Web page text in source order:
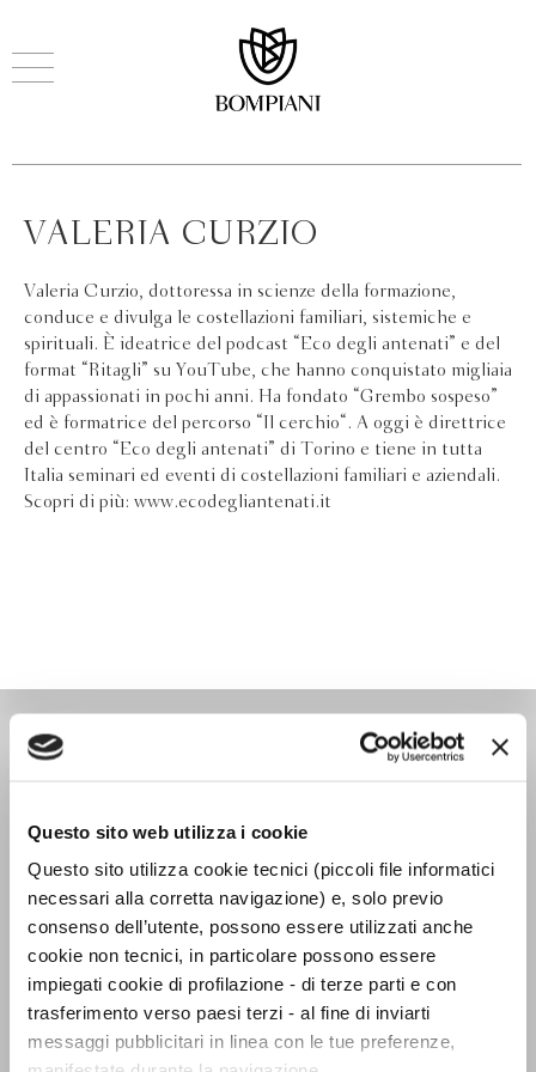
Questo sito web utilizza i cookie
Questo sito utilizza cookie tecnici (piccoli file informatici
necessari alla corretta navigazione) e, solo previo
consenso dell’utente, possono essere utilizzati anche
cookie non tecnici, in particolare possono essere
impiegati cookie di profilazione - di terze parti e con
trasferimento verso paesi terzi - al fine di inviarti
messaggi pubblicitari in linea con le tue preferenze,
VALERIA CURZIO
Valeria Curzio, dottoressa in scienze della formazione,
conduce e divulga le costellazioni familiari, sistemiche e
spirituali. È ideatrice del podcast “Eco degli antenati” e del
format “Ritagli” su YouTube, che hanno conquistato migliaia
di appassionati in pochi anni. Ha fondato “Grembo sospeso”
ed è formatrice del percorso “Il cerchio“. A oggi è direttrice
del centro “Eco degli antenati” di Torino e tiene in tutta
Italia seminari ed eventi di costellazioni familiari e aziendali.
Scopri di più: www.ecodegliantenati.it
OVERLOOK